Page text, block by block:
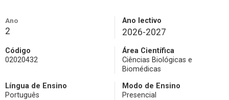
Ano
2
Ano lectivo
2026-2027
Código
02020432
Área Científica
Ciências Biológicas e
Biomédicas
Língua de Ensino
Português
Modo de Ensino
Presencial